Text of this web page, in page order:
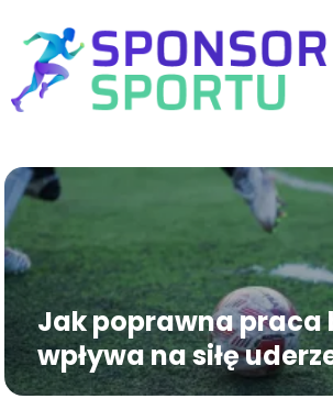
Jak poprawna praca
wpływa na siłę
nożnej?